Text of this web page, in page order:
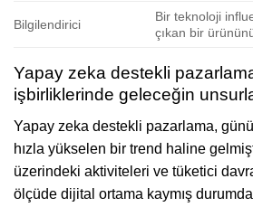
Bilgilendirici
Bir teknoloji
çıkan bir
Yapay zeka destekli
işbirliklerinde geleceğin
Yapay zeka destekli pazarlama,
hızla yükselen bir trend haline
üzerindeki aktiviteleri ve tüketici
ölçüde dijital ortama kaymış